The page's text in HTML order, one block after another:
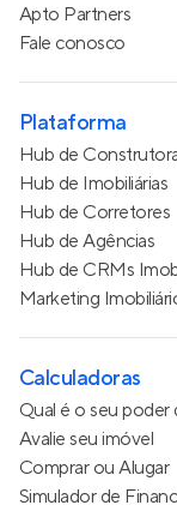
Apto Partners
Fale conosco
Plataforma
Hub de
Hub de Imobiliárias
Hub de Corretores
Hub de Agências
Hub de CRMs
Marketing
Calculadoras
Qual é o seu poder
Avalie seu imóvel
Comprar ou Alugar
Simulador de